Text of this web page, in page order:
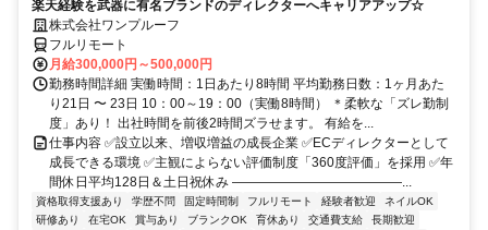
楽天経験を武器に有名ブランドのディレクターへキャリアアップ☆
株式会社ワンプルーフ
フルリモート
月給300,000円～500,000円
勤務時間詳細 実働時間：1日あたり8時間 平均勤務日数：1ヶ月あた
り21日 〜 23日 10：00～19：00（実働8時間） ＊柔軟な「ズレ勤制
度」あり！ 出社時間を前後2時間ズラせます。 有給を...
仕事内容 ✅設立以来、増収増益の成長企業 ✅ECディレクターとして
成長できる環境 ✅主観によらない評価制度「360度評価」を採用 ✅年
間休日平均128日＆土日祝休み ―――――――――――――...
資格取得支援あり 学歴不問 固定時間制 フルリモート 経験者歓迎
ネイルOK
研修あり
在宅OK 賞与あり ブランクOK 育休あり 交通費支給
長期歓迎